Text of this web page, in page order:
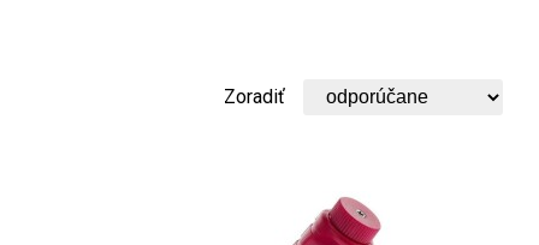
Zoradiť